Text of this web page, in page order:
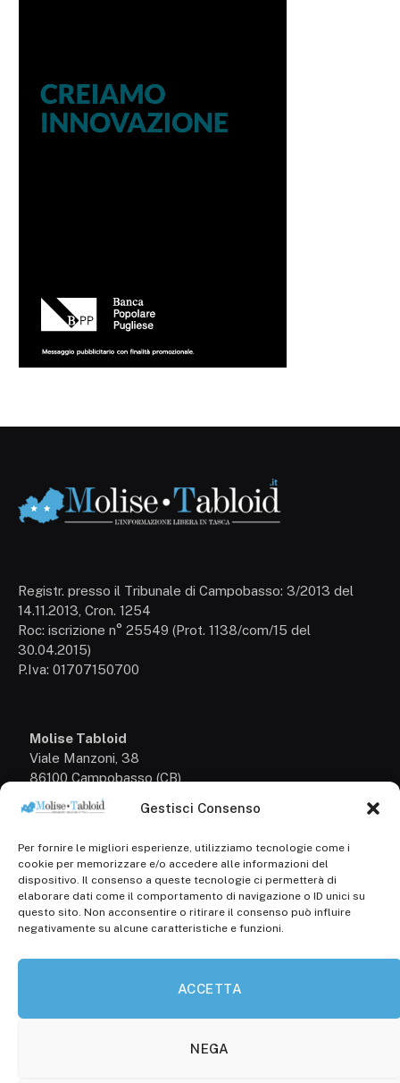
Gestisci Consenso
Per fornire le migliori esperienze, utilizziamo tecnologie come i
cookie per memorizzare e/o accedere alle informazioni del
dispositivo. Il consenso a queste tecnologie ci permetterà di
elaborare dati come il comportamento di navigazione o ID unici su
questo sito. Non acconsentire o ritirare il consenso può influire
negativamente su alcune caratteristiche e funzioni.
ACCETTA
NEGA
Registr. presso il Tribunale di Campobasso: 3/2013 del
14.11.2013, Cron. 1254
Roc: iscrizione n° 25549 (Prot. 1138/com/15 del
30.04.2015)
P.Iva: 01707150700
Molise Tabloid
Viale Manzoni, 38
86100 Campobasso (CB)
Tel.+39 3333169466
Scrivici a:
info@molisetabloid.it
commerciale@molisetabloid.it
Disclaimer
Cookie Policy (UE)